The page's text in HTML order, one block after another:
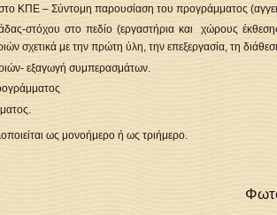
ΚΠΕ – Σύντομη παρουσίαση του προγράμματος
στόχου στο πεδίο (εργαστήρια και χώρους
σχετικά με την πρώτη ύλη, την επεξεργασία, τη
εξαγωγή συμπερασμάτων.
ως μονοήμερο ή ως τριήμερο.